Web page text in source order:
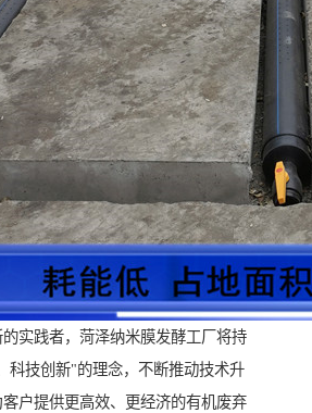
实践者，菏泽纳米膜发酵工厂将持
科技创新"的理念，不断推动技术升
户提供更高效、更经济的有机废弃